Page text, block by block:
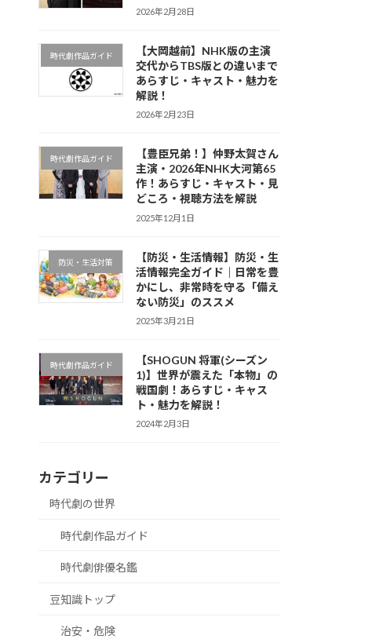
2026年2月28日
時代劇作品ガイド
【大岡越前】NHK版の主演
交代からTBS版との違いまで
あらすじ・キャスト・魅力を
解説！
2026年2月23日
時代劇作品ガイド
【豊臣兄弟！】仲野太賀さん
主演・2026年NHK大河第65
作！あらすじ・キャスト・見
どころ・視聴方法を解説
2025年12月1日
防災・生活対策
【防災・生活情報】防災・生
活情報完全ガイド｜日常を豊
かにし、非常時を守る「備え
ない防災」のススメ
2025年3月21日
時代劇作品ガイド
【SHOGUN 将軍(シーズン
1)】世界が震えた「本物」の
戦国劇！あらすじ・キャス
ト・魅力を解説！
2024年2月3日
カテゴリー
時代劇の世界
時代劇作品ガイド
時代劇俳優名鑑
豆知識トップ
治安・危険